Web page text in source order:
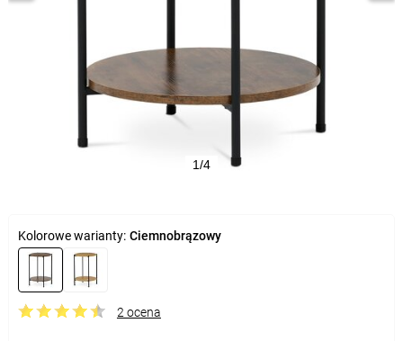
1/4
Kolorowe warianty: Ciemnobrązowy
2 ocena